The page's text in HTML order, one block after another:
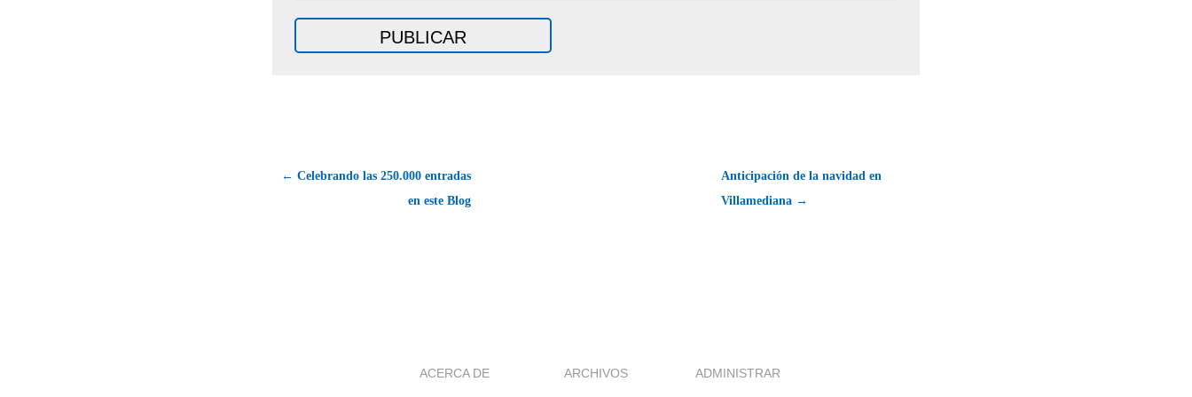
← Celebrando las 250.000 entradas
en este Blog
Anticipación de la navidad en
Villamediana →
ACERCA DE ARCHIVOS ADMINISTRAR